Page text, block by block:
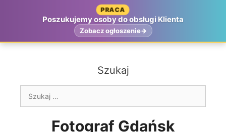
PRACA
Poszukujemy osoby do obsługi Klienta
Zobacz ogłoszenie
Szukaj
Fotograf Gdańsk